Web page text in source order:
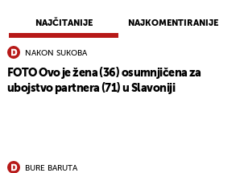
NAJČITANIJE NAJKOMENTIRANIJE
NAKON SUKOBA
FOTO Ovo je žena (36) osumnjičena za
ubojstvo partnera (71) u Slavoniji
BURE BARUTA
NOTIFIKACIJE